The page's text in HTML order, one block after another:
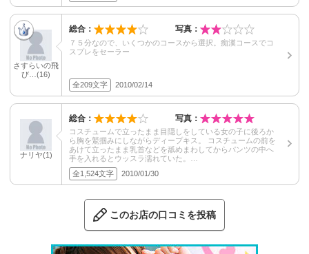
さすらいの飛
び…(16)
総合： 写真：
７５分なので、いくつかのコースから選択。痴漢コースでコ
スプレをセーラー
全209文字 2010/02/14
ナリヤ(1)
総合： 写真：
コスチュームで立ったまま目隠しをしている女の子に後ろか
ら胸を鷲掴みにしながらディープキス。 コスチュームの前を
あけて立ったまま乳首などを舐めまわしてからパンツの中へ
手を入れるとウッスラ濡れていた。…
全1,524文字
2010/01/30
このお店の口コミを投稿